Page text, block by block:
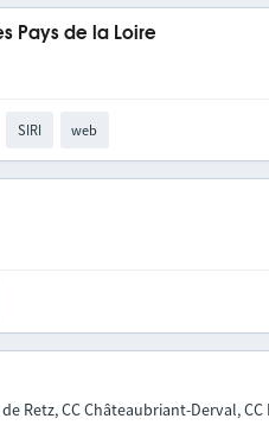
Pays de la Loire
SIRI web
Retz, CC Châteaubriant-Derval,